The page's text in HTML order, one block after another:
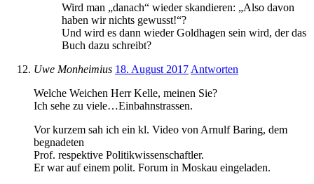
Wird man „danach“ wieder skandieren: „Also davon
haben wir nichts gewusst!“?
Und wird es dann wieder Goldhagen sein wird, der das
Buch dazu schreibt?
Uwe Monheimius 18. August 2017 Antworten
Welche Weichen Herr Kelle, meinen Sie?
Ich sehe zu viele…Einbahnstrassen.
Vor kurzem sah ich ein kl. Video von Arnulf Baring, dem
begnadeten
Prof. respektive Politikwissenschaftler.
Er war auf einem polit. Forum in Moskau eingeladen.